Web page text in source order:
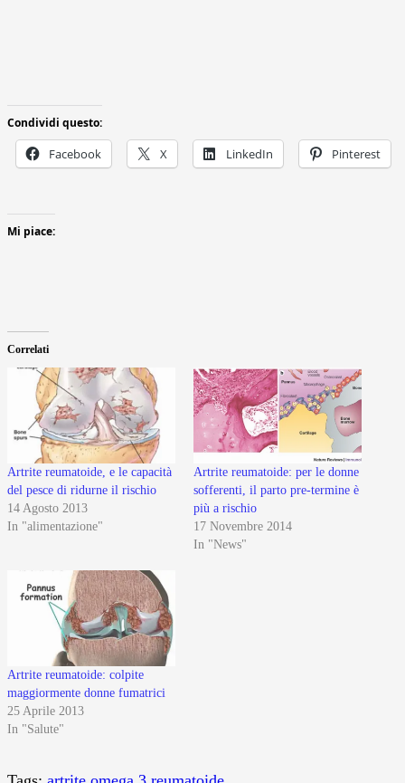
Condividi questo:
Facebook X LinkedIn Pinterest
Mi piace:
Correlati
Artrite reumatoide, e le capacità
del pesce di ridurne il rischio
14 Agosto 2013
In "alimentazione"
Artrite reumatoide: per le donne
sofferenti, il parto pre-termine è
più a rischio
17 Novembre 2014
In "News"
Artrite reumatoide: colpite
maggiormente donne fumatrici
25 Aprile 2013
In "Salute"